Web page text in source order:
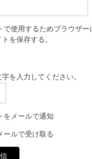
で使用するためブラウザー
を保存する。
字を入力してください。
をメールで通知
ールで受け取る